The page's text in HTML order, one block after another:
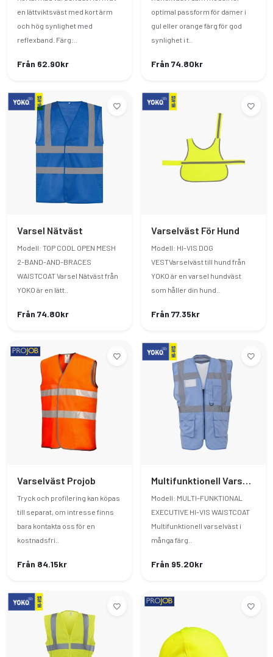
en lättviktsväst med kort ärm
och hög synlighet med
reflexband. Färg:..
Från 62.90kr
optimal passform för damer i
gul eller orange färg för god
synlighet i t..
Från 74.80kr
Varsel Nätväst
Modell: TOP COOL OPEN MESH
2-BAND-AND-BRACES
WAISTCOAT Varsel Nätväst från
YOKO är en lätt..
Från 74.80kr
Varselväst För Hund
Modell: HI-VIS DOG
VESTVarselväst till hund från
YOKO är en varsel hundväst
som håller din hund..
Från 77.35kr
Varselväst Projob
Tryck och profilering kan köpas
till separat, om intresse finns
bara kontakta oss för en
kostnadsfri..
Från 84.15kr
Multifunktionell Varselväst I Många Färger
Modell: MULTI-FUNKTIONAL
EXECUTIVE HI-VIS WAISTCOAT
Multifunktionell varselväst i
många färg..
Från 95.20kr